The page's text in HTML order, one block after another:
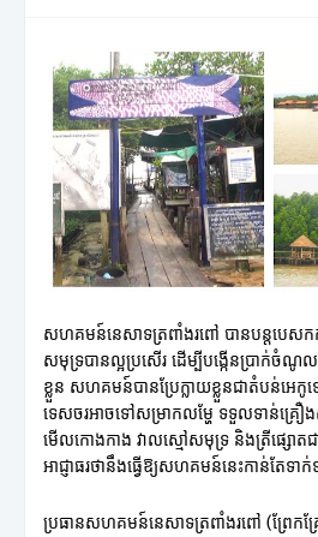
សហគមន៍នេសាទត្រពាំងរពៅ បានបន្តបេសកក
សមុទ្របានល្អប្រសើរ ដើម្បីបង្កើនប្រាក់ចំ
ខ្លួន សហគមន៍បានប្រែក្លាយខ្លួនជាតំបន់អេ
ទេសចរអាចទៅសម្រាកលម្ហែ ទទួលទាន់គ្រឿ
មើលកោងកាង វាលស្មៅសមុទ្រ និងត្រីផ្សោ
អាជ្ញាធរថានឹងធ្វើឱ្យសហគមន៍នេះកាន់តែទាក់
ប្រធានសហគមន៍នេសាទត្រពាំងរពៅ (ព្រែ